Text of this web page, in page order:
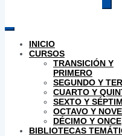
INICIO
CURSOS
TRANSICIÓN Y
PRIMERO
SEGUNDO Y
CUARTO Y
SEXTO Y
OCTAVO Y
DÉCIMO Y ONCE
BIBLIOTECAS